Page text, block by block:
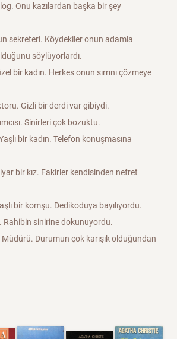
Onu kazılardan başka bir şey
sekreteri. Köydekiler onun adamla
söylüyorlardı.
bir kadın. Herkes onun sırrını çözmeye
Gizli bir derdi var gibiydi.
Sinirleri çok bozuktu.
bir kadın. Telefon konuşmasına
bir kız. Fakirler kendisinden nefret
bir komşu. Dedikoduya bayılıyordu.
Rahibin sinirine dokunuyordu.
Durumun çok karışık olduğundan